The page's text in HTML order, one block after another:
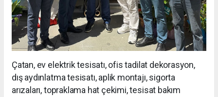
Çatan, ev elektrik tesisatı, ofis tadilat dekorasyon,
dış aydınlatma tesisatı, aplik montajı, sigorta
arızaları, topraklama hat çekimi, tesisat bakım